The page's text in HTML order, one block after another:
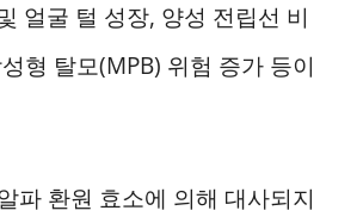
얼굴 털 성장, 양성 전립선 비
형 탈모(MPB) 위험 증가 등이
파 환원 효소에 의해 대사되지